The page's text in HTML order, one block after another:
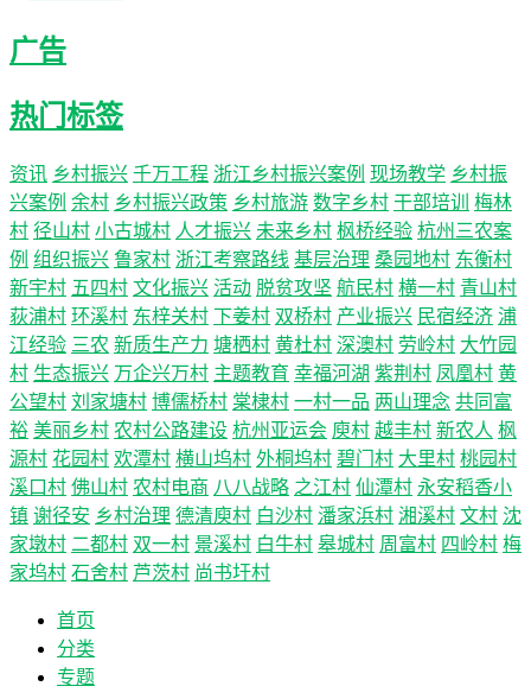
广告
热门标签
资讯 乡村振兴 千万工程 浙江乡村振兴案例 现场教学 乡村振
兴案例 余村 乡村振兴政策 乡村旅游 数字乡村 干部培训
梅林
村 径山村 小古城村 人才振兴 未来乡村 枫桥经验 杭州三农案
例 组织振兴 鲁家村 浙江考察路线 基层治理 桑园地村 东衡村
新宇村 五四村 文化振兴 活动 脱贫攻坚 航民村 横一村 青山村
荻浦村 环溪村 东梓关村 下姜村 双桥村 产业振兴 民宿经济 浦
江经验 三农 新质生产力 塘栖村 黄杜村 深澳村 劳岭村 大竹园
村 生态振兴 万企兴万村 主题教育 幸福河湖 紫荆村 凤凰村 黄
公望村 刘家塘村 博儒桥村 棠棣村 一村一品 两山理念 共同富
裕 美丽乡村 农村公路建设 杭州亚运会 庾村 越丰村 新农人 枫
源村 花园村 欢潭村 横山坞村 外桐坞村 碧门村 大里村 桃园村
溪口村 佛山村 农村电商 八八战略 之江村 仙潭村 永安稻香小
镇 谢径安 乡村治理 德清庾村 白沙村 潘家浜村 湘溪村 文村 沈
家墩村 二都村 双一村 景溪村 白牛村 皋城村 周富村 四岭村 梅
家坞村 石舍村 芦茨村 尚书圩村
首页
分类
专题